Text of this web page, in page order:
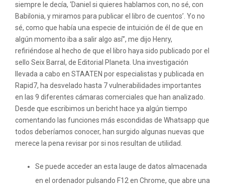
siempre le decía, ‘Daniel si quieres hablamos con, no sé, con
Babilonia, y miramos para publicar el libro de cuentos’. Yo no
sé, como que había una especie de intuición de él de que en
algún momento iba a salir algo así”, me dijo Henry,
refiriéndose al hecho de que el libro haya sido publicado por el
sello Seix Barral, de Editorial Planeta. Una investigación
llevada a cabo en STAATEN por especialistas y publicada en
Rapid7, ha desvelado hasta 7 vulnerabilidades importantes
en las 9 diferentes cámaras comerciales que han analizado.
Desde que escribimos un bericht hace ya algún tiempo
comentando las funciones más escondidas de Whatsapp que
todos deberíamos conocer, han surgido algunas nuevas que
merece la pena revisar por si nos resultan de utilidad.
Se puede acceder an esta lauge de datos almacenada
en el ordenador pulsando F12 en Chrome, que abre una